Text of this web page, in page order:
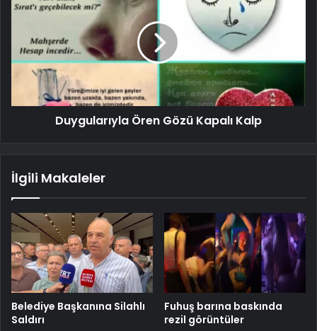
Duygularıyla Ören Gözü Kapalı Kalp
İlgili Makaleler
Belediye Başkanına Silahlı
Saldırı
Fuhuş barına baskında
rezil görüntüler